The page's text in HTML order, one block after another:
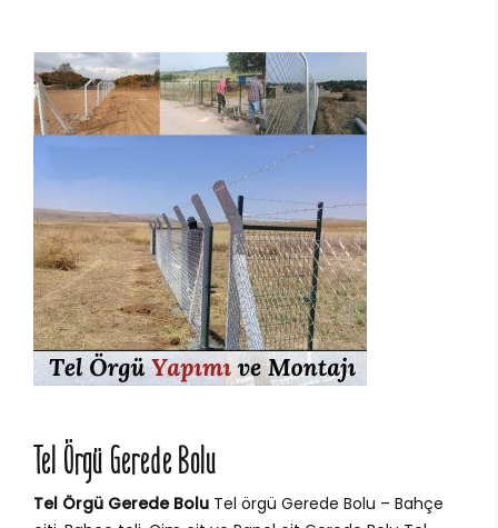
Tel Örgü Gerede Bolu
Tel Örgü Gerede Bolu Tel örgü Gerede Bolu – Bahçe